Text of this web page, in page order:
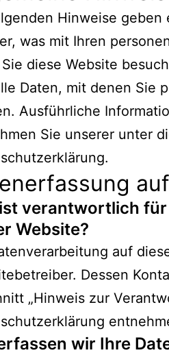
Hinweise
was mit Ihren
diese Website
Daten, mit denen Sie
Ausführliche
Sie unserer unter
verantwortlich
Website?
auf
Dessen
„Hinweis zur
wir Ihre